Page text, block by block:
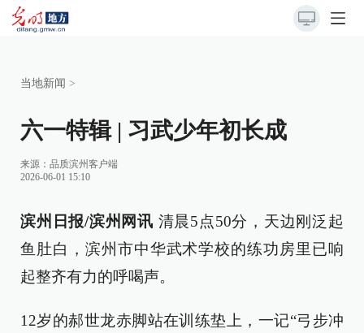
当地新闻 >
六一特辑 | 习武少年初长成
来源： 品质滨州客户端
2026-06-01 15:10
滨州日报/滨州网讯 清晨5点50分，天边刚泛起
鱼肚白，滨州市中华武术学校的练功房里已响
起整齐有力的呼喝声。
12岁的郝世龙赤脚站在训练垫上，一记“弓步冲